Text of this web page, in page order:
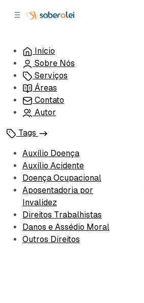
Início
Sobre Nós
Serviços
Áreas
Contato
Autor
Tags
Auxílio Doença
Auxílio Acidente
Doença Ocupacional
Aposentadoria por
Invalidez
Direitos Trabalhistas
Danos e Assédio Moral
Outros Direitos